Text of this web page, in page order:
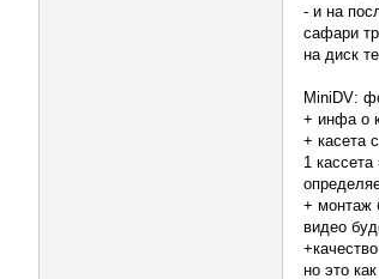
- и на
сафари
на диск
MiniDV:
+ инфа о
+ касета
1
+ монтаж
видео
но это